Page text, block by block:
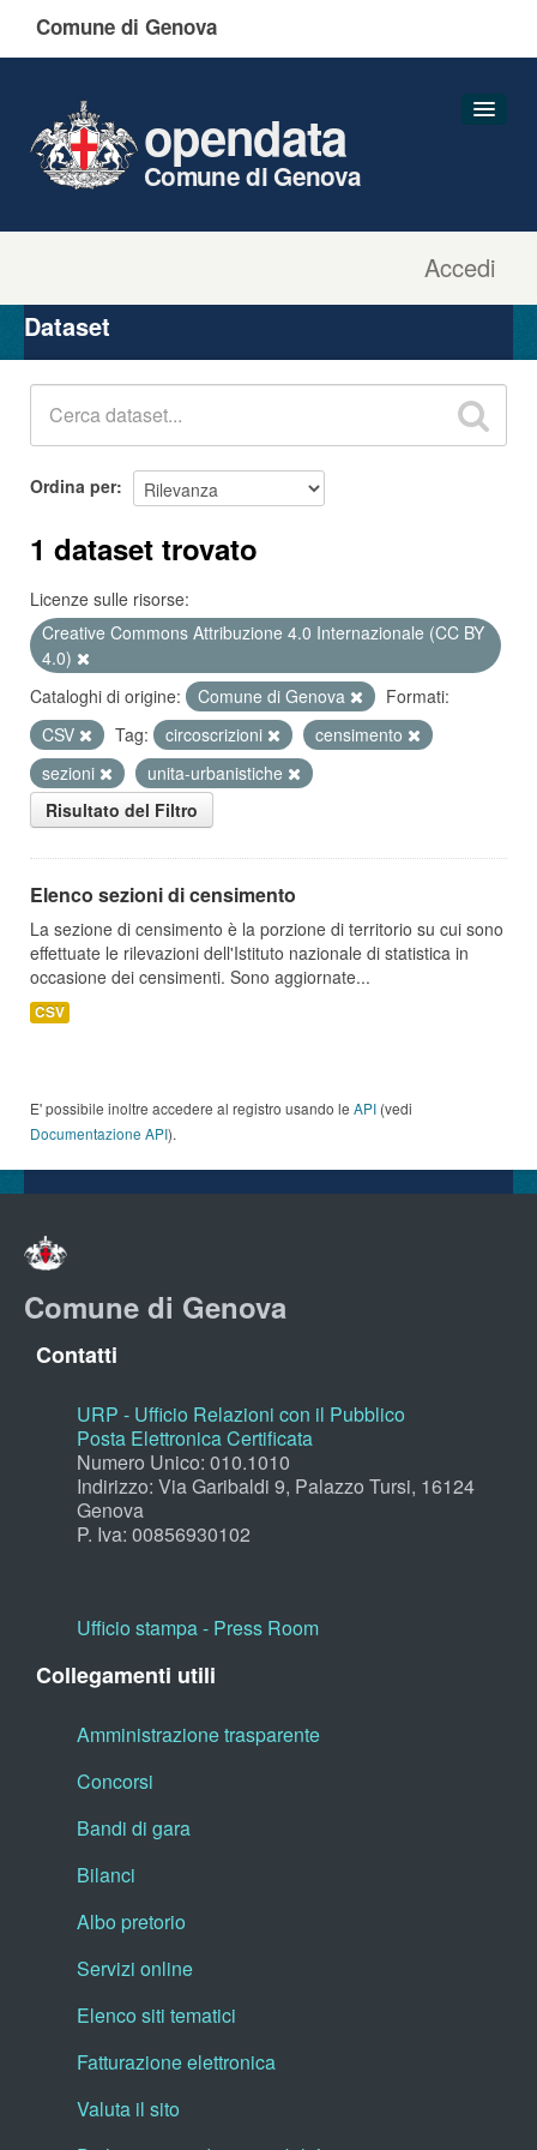
Comune di Genova
Accedi
opendata
Comune di Genova
Organizzazioni
Gruppi
Dataset
Ordina per
1 dataset trovato
Licenze sulle risorse:
Creative Commons Attribuzione 4.0 Internazionale (CC BY
4.0)
Cataloghi di origine:
Comune di Genova
Formati:
CSV
Tag: circoscrizioni
censimento
sezioni
unita-urbanistiche
Risultato del Filtro
Elenco sezioni di censimento
La sezione di censimento è la porzione di territorio su cui sono
effettuate le rilevazioni dell'Istituto nazionale di statistica in
occasione dei censimenti. Sono aggiornate...
CSV
E' possibile inoltre accedere al registro usando le API (vedi
Documentazione API).
Comune di Genova
Contatti
URP - Ufficio Relazioni con il Pubblico
Posta Elettronica Certificata
Numero Unico: 010.1010
Indirizzo: Via Garibaldi 9, Palazzo Tursi, 16124
Genova
P. Iva: 00856930102
Ufficio stampa - Press Room
Collegamenti utili
Amministrazione trasparente
Concorsi
Bandi di gara
Bilanci
Albo pretorio
Servizi online
Elenco siti tematici
Fatturazione elettronica
Valuta il sito